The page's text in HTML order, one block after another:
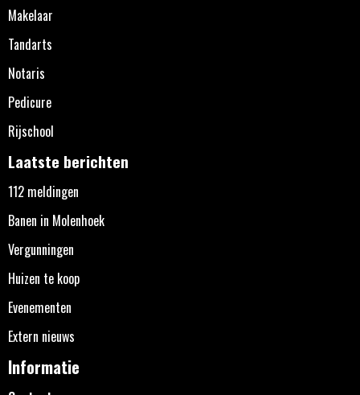
Makelaar
Tandarts
Notaris
Pedicure
Rijschool
Laatste berichten
112 meldingen
Banen in Molenhoek
Vergunningen
Huizen te koop
Evenementen
Extern nieuws
Informatie